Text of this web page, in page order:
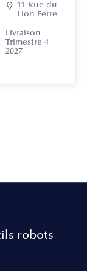
 11 Rue du
Lion Ferre
Livraison
Trimestre 4
2027
robots